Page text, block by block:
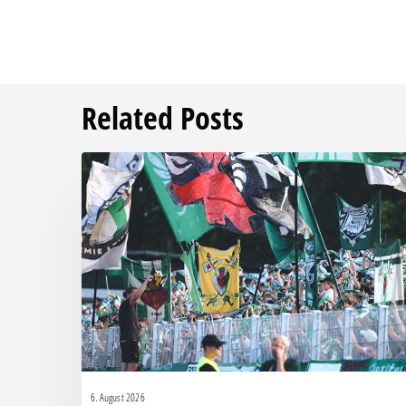
Related Posts
Faninfo
zum
Auswärtsspiel
beim
RSV
Eintracht
1949
6. August 2026